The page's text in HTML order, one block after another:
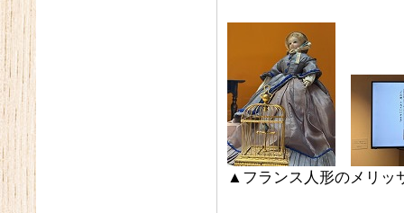
▲フランス人形のメリッ